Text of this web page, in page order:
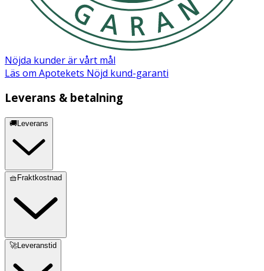
Nöjda kunder är vårt mål
Läs om Apotekets Nöjd kund-garanti
Leverans & betalning
🚚Leverans
🧺Fraktkostnad
🚀Leveranstid